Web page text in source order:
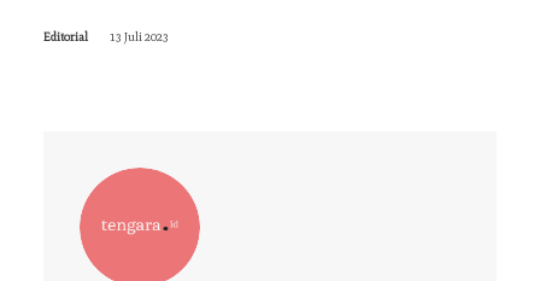
Editorial 13 Juli 2023